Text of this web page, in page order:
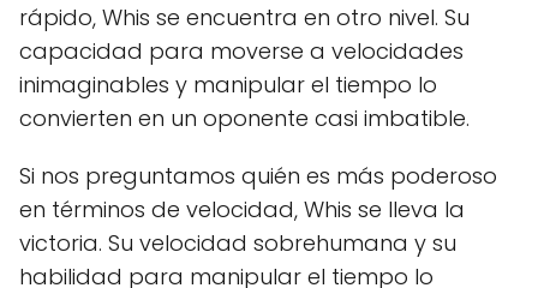
rápido, Whis se encuentra en otro nivel. Su
capacidad para moverse a velocidades
inimaginables y manipular el tiempo lo
convierten en un oponente casi imbatible.
Si nos preguntamos quién es más poderoso
en términos de velocidad, Whis se lleva la
victoria. Su velocidad sobrehumana y su
habilidad para manipular el tiempo lo